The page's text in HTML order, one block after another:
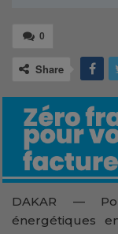
0
Share
DAKAR —
énergétiques